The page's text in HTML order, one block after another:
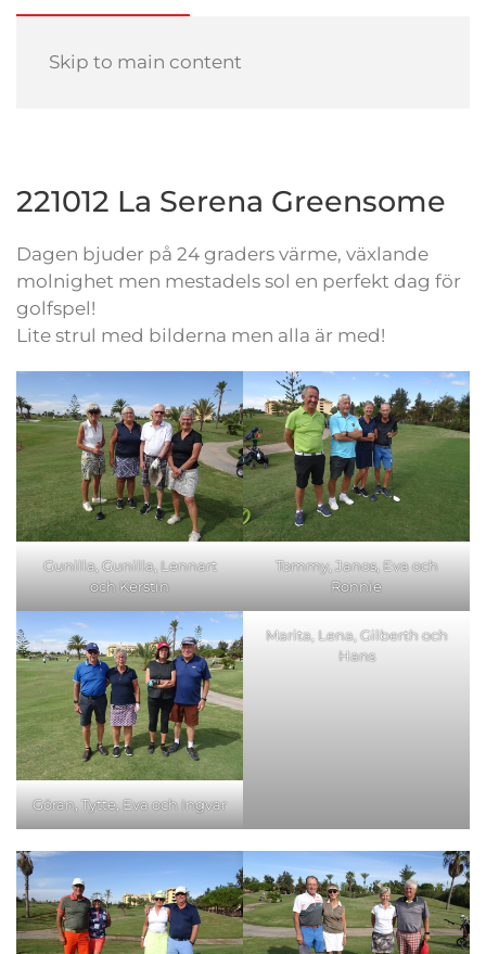
Skip to main content
221012 La Serena Greensome
Dagen bjuder på 24 graders värme, växlande
molnighet men mestadels sol en perfekt dag för
golfspel!
Lite strul med bilderna men alla är med!
Gunilla, Gunilla, Lennart
och Kerstin
Tommy, Janos, Eva och
Ronnie
Göran, Tytte, Eva och Ingvar
Marita, Lena, Gilberth och
Hans